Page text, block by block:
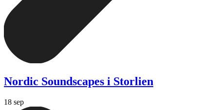
Nordic Soundscapes i Storlien
18 sep